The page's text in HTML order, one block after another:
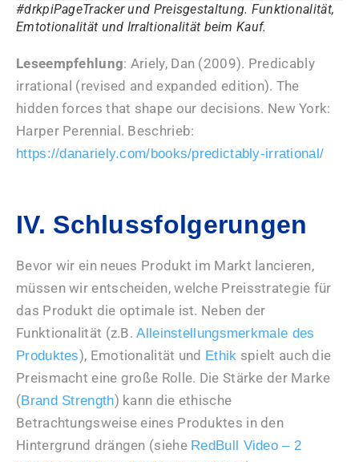
#drkpiPageTracker und Preisgestaltung. Funktionalität,
Emtotionalität und Irraltionalität beim Kauf.
Leseempfehlung: Ariely, Dan (2009). Predicably
irrational (revised and expanded edition). The
hidden forces that shape our decisions. New York:
Harper Perennial. Beschrieb:
https://danariely.com/books/predictably-irrational/
IV. Schlussfolgerungen
Bevor wir ein neues Produkt im Markt lancieren,
müssen wir entscheiden, welche Preisstrategie für
das Produkt die optimale ist. Neben der
Funktionalität (z.B.Alleinstellungsmerkmale des
Produktes), Emotionalität und Ethik spielt auch die
Preismacht eine große Rolle. Die Stärke der Marke
(Brand Strength) kann die ethische
Betrachtungsweise eines Produktes in den
Hintergrund drängen (siehe RedBull Video – 2